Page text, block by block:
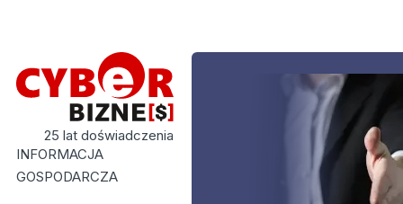
25 lat doświadczenia
INFORMACJA
GOSPODARCZA